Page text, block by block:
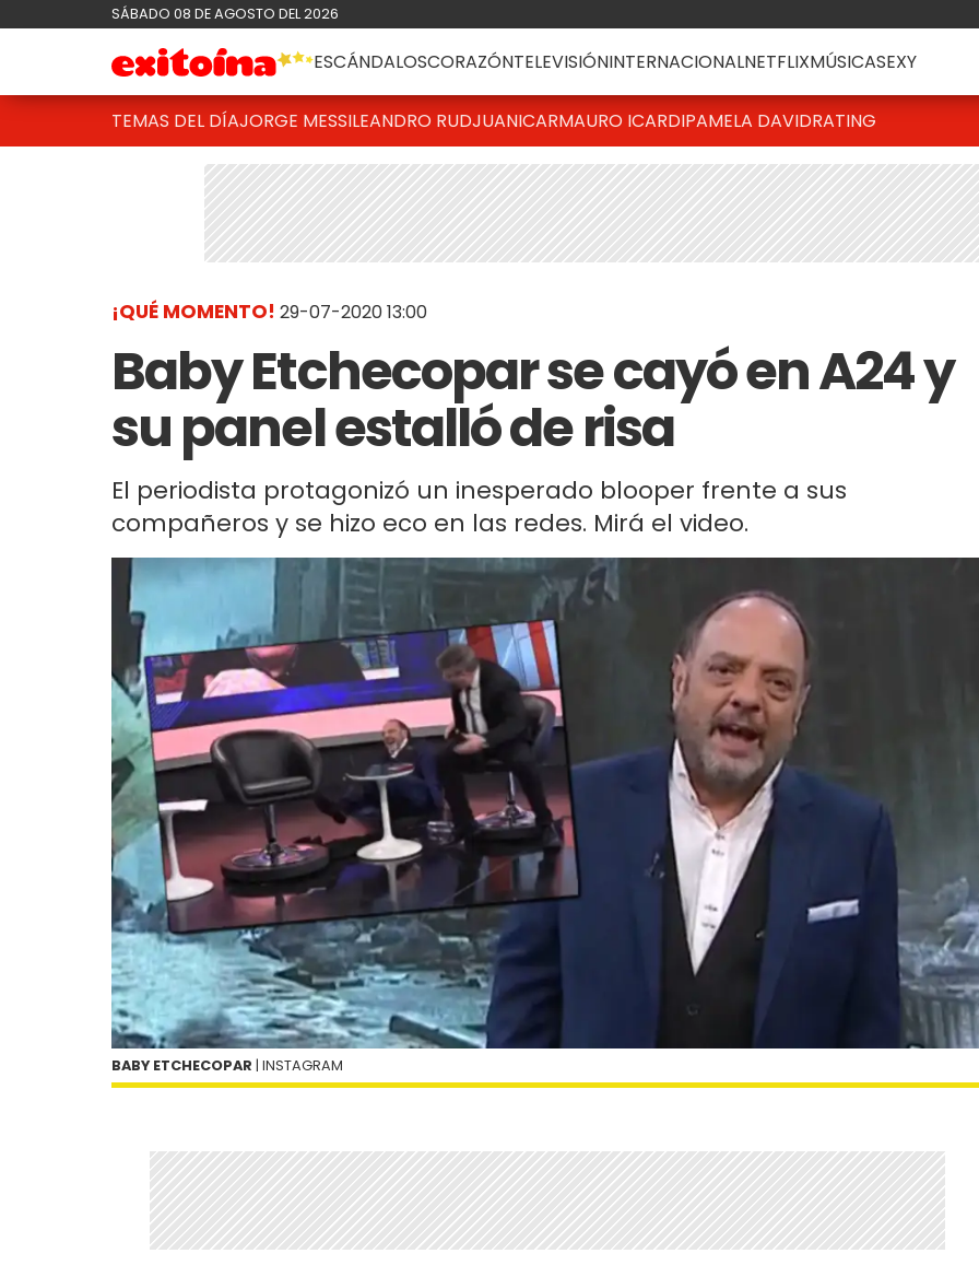
SÁBADO 08 DE AGOSTO DEL 2026
ESCÁNDALOSCORAZÓNTELEVISIÓNINTERNACIONALNETFLIXMÚSICASEXY
TEMAS DEL DÍAJORGE MESSILEANDRO RUDJUANICARMAURO ICARDIPAMELA DAVIDRATING
¡QUÉ MOMENTO! 29-07-2020 13:00
Baby Etchecopar se cayó en A24 y
su panel estalló de risa
El periodista protagonizó un inesperado blooper frente a sus
compañeros y se hizo eco en las redes. Mirá el video.
BABY ETCHECOPAR | INSTAGRAM